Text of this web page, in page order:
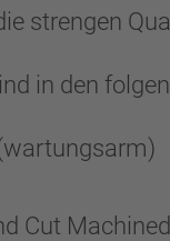
strengen
in den
Cut Machined